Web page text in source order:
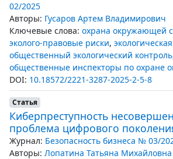
02/2025
Авторы: Гусаров Артем Владимирович
Ключевые слова: охрана окружающей
эколого-правовые риски,
общественный экологический контроль
общественные инспекторы по охране
DOI: 10.18572/2221-3287-2025-2-5-8
Статья
Киберпреступность
проблема цифрового
Журнал: Безопасность бизнеса № 03/
Авторы: Лопатина Татьяна Михайловна